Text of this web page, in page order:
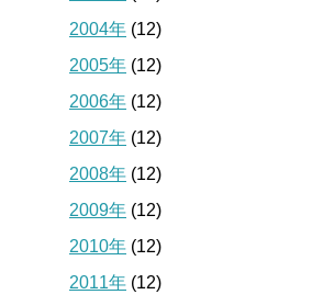
2004年 (12)
2005年 (12)
2006年 (12)
2007年 (12)
2008年 (12)
2009年 (12)
2010年 (12)
2011年 (12)